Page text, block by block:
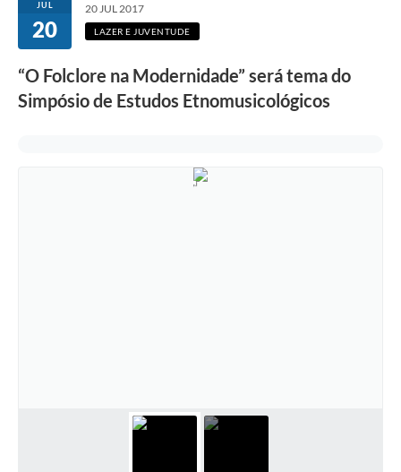
JUL
20
20 JUL 2017
LAZER E JUVENTUDE
“O Folclore na Modernidade” será tema do
Simpósio de Estudos Etnomusicológicos